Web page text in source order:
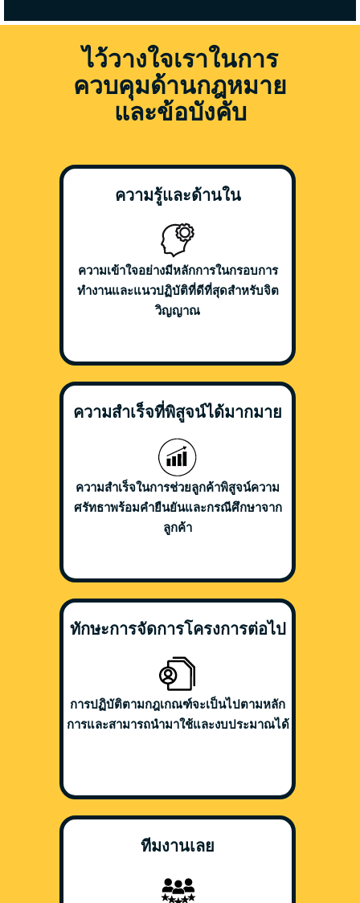
ไว้วางใจเราในการ
ควบคุมด้านกฎหมาย
และข้อบังคับ
ความรู้และด้านใน
ความเข้าใจอย่างมีหลักการในกรอบการ
ทำงานและแนวปฏิบัติที่ดีที่สุดสำหรับจิต
วิญญาณ
ความสำเร็จที่พิสูจน์ได้มากมาย
ความสำเร็จในการช่วยลูกค้าพิสูจน์ความ
ศรัทธาพร้อมคำยืนยันและกรณีศึกษาจาก
ลูกค้า
ทักษะการจัดการโครงการต่อไป
การปฏิบัติตามกฎเกณฑ์จะเป็นไปตามหลัก
การและสามารถนำมาใช้และงบประมาณได้
ทีมงานเลย